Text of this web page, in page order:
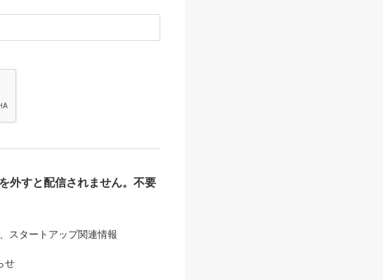
外すと配信されません。不要
スタートアップ関連情報
せ